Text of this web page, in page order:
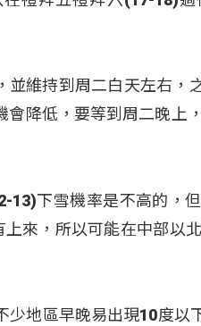
維持到周二白天左右，
降低，要等到周二晚上
下雪機率是不高的，
來，所以可能在中部以
少地區早晚易出現10度以